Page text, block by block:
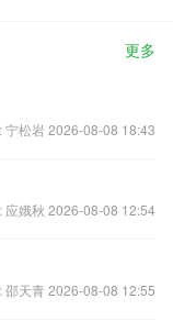
更多
宁松岩 2026-08-08 18:43
应娥秋 2026-08-08 12:54
邵天青 2026-08-08 12:55